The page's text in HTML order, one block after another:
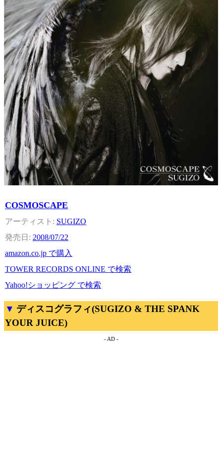
COSMOSCAPE
SUGIZO
2008/07/22
amazon.co.jp で購入
TOWER RECORDS ONLINE で検索
Yahoo!ショッピング で検索
ディスコグラフィ(SUGIZO & THE SPANK
YOUR JUICE)
- AD -